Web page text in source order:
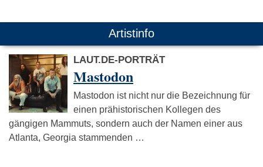
Artistinfo
LAUT.DE-PORTRÄT
Mastodon
Mastodon ist nicht nur die Bezeichnung für
einen prähistorischen Kollegen des
gängigen Mammuts, sondern auch der Namen einer aus
Atlanta, Georgia stammenden …